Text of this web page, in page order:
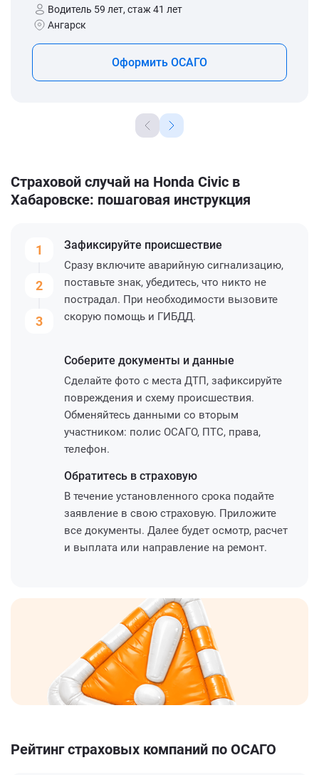
Водитель 59 лет, стаж 41 лет
Ангарск
Оформить ОСАГО
Страховой случай на Honda Civic в
Хабаровске: пошаговая инструкция
1
2
3
Зафиксируйте происшествие
Сразу включите аварийную сигнализацию,
поставьте знак, убедитесь, что никто не
пострадал. При необходимости вызовите
скорую помощь и ГИБДД.
Соберите документы и данные
Сделайте фото с места ДТП, зафиксируйте
повреждения и схему происшествия.
Обменяйтесь данными со вторым
участником: полис ОСАГО, ПТС, права,
телефон.
Обратитесь в страховую
В течение установленного срока подайте
заявление в свою страховую. Приложите
все документы. Далее будет осмотр, расчет
и выплата или направление на ремонт.
Рейтинг страховых компаний по ОСАГО